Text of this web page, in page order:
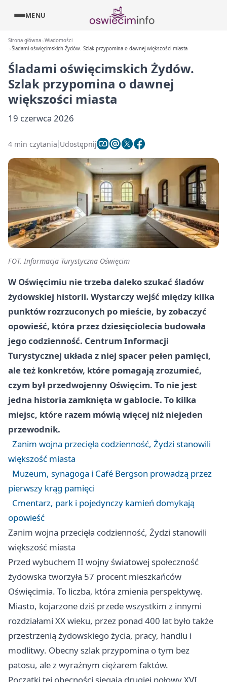
MENU
Strona główna Wiadomości
Śladami oświęcimskich Żydów. Szlak przypomina o dawnej większości miasta
Śladami oświęcimskich Żydów.
Szlak przypomina o dawnej
większości miasta
19 czerwca 2026
4 min czytania Udostępnij
FOT. Informacja Turystyczna Oświęcim
W Oświęcimiu nie trzeba daleko szukać śladów
żydowskiej historii. Wystarczy wejść między kilka
punktów rozrzuconych po mieście, by zobaczyć
opowieść, która przez dziesięciolecia budowała
jego codzienność. Centrum Informacji
Turystycznej układa z niej spacer pełen pamięci,
ale też konkretów, które pomagają zrozumieć,
czym był przedwojenny Oświęcim. To nie jest
jedna historia zamknięta w gablocie. To kilka
miejsc, które razem mówią więcej niż niejeden
przewodnik.
Zanim wojna przecięła codzienność, Żydzi stanowili
większość miasta
Muzeum, synagoga i Café Bergson prowadzą przez
pierwszy krąg pamięci
Cmentarz, park i pojedynczy kamień domykają
opowieść
Zanim wojna przecięła codzienność, Żydzi stanowili
większość miasta
Przed wybuchem II wojny światowej społeczność
żydowska tworzyła 57 procent mieszkańców
Oświęcimia. To liczba, która zmienia perspektywę.
Miasto, kojarzone dziś przede wszystkim z innymi
rozdziałami XX wieku, przez ponad 400 lat było także
przestrzenią żydowskiego życia, pracy, handlu i
modlitwy. Obecny szlak przypomina o tym bez
patosu, ale z wyraźnym ciężarem faktów.